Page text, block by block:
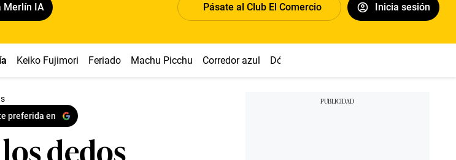
Merlín IA Pásate al Club El Comercio Inicia sesión
Keiko Fujimori Feriado Machu Picchu Corredor azul Dólar
preferida en
dedos